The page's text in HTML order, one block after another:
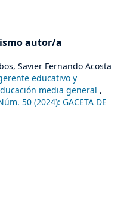
autor/a
Savier Fernando Acosta
educativo y
media general ,
50 (2024): GACETA DE